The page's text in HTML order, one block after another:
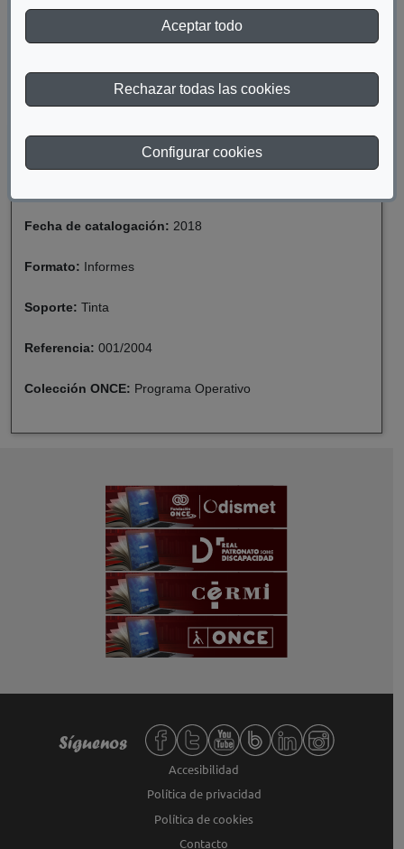
Aceptar todo
Rechazar todas las cookies
Configurar cookies
DESCARGAR LA REALIDAD SOCIOLABORAL DE
LAS PERSONAS CON DISCAPACIDAD EN LA
Materia: Discapacidad
Fecha de catalogación: 2018
Formato: Informes
Soporte: Tinta
Referencia: 001/2004
Colección ONCE: Programa Operativo
Redes sociales de Fundación ONCE,
Síguenos
Accesibilidad
Política de privacidad
Política de cookies
Contacto